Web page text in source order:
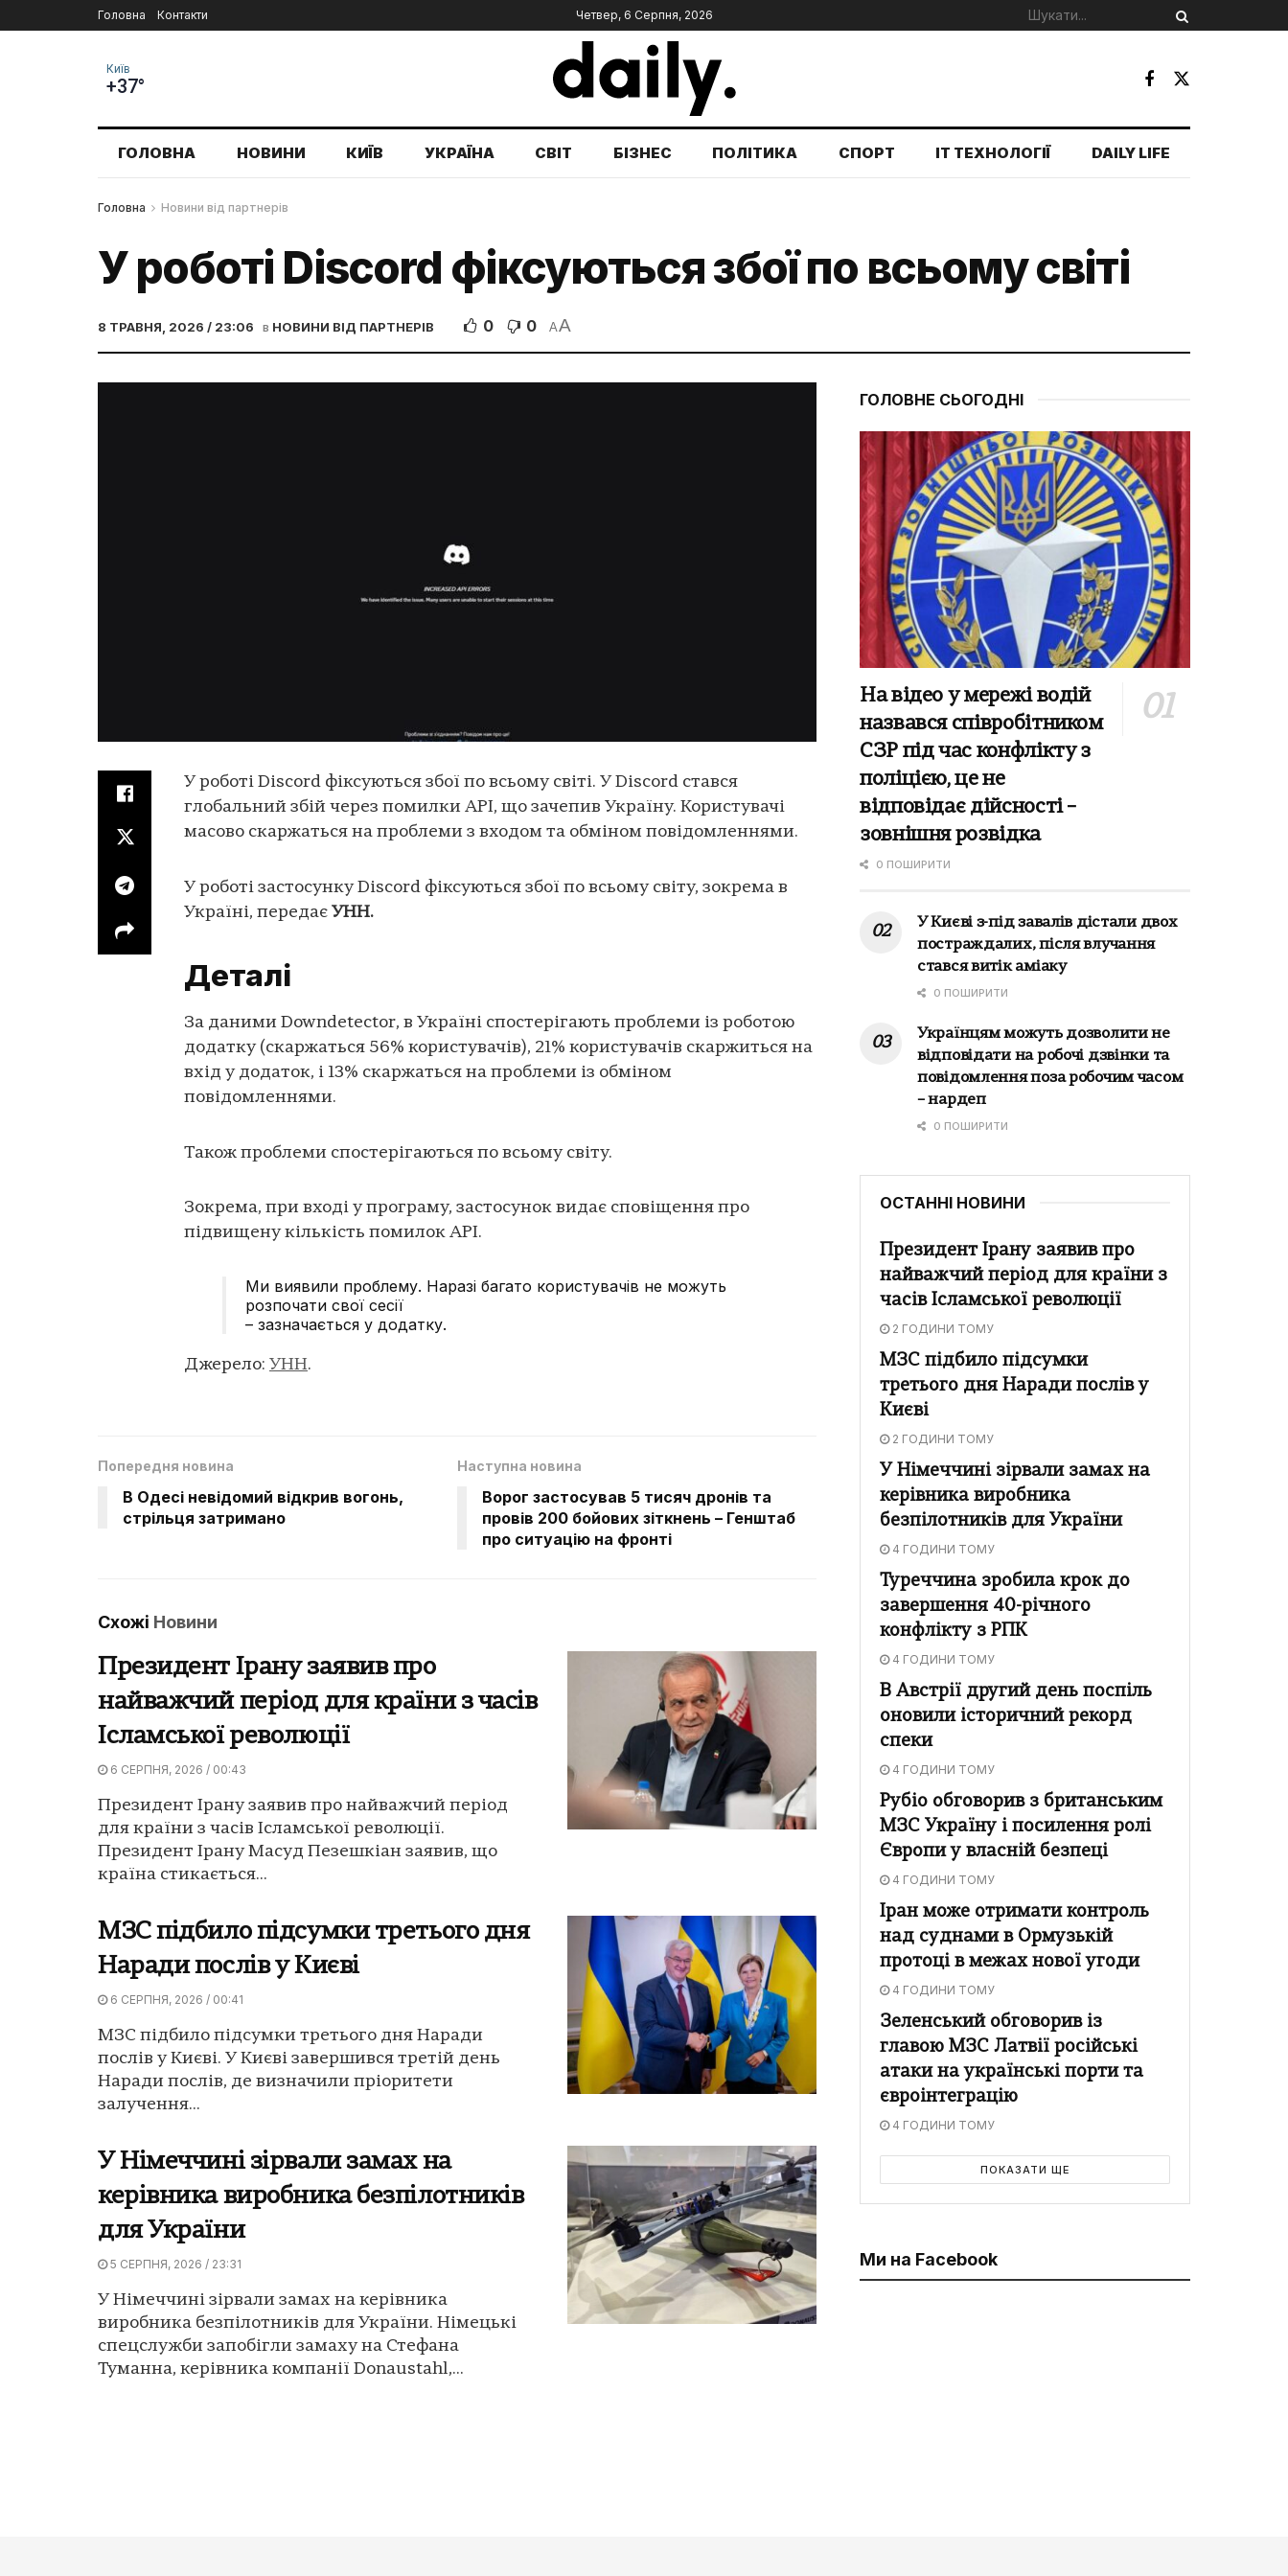
Головна Контакти Четвер, 6 Серпня, 2026
Київ
+37°
ГОЛОВНА НОВИНИ КИЇВ УКРАЇНА СВІТ БІЗНЕС ПОЛІТИКА СПОРТ IT ТЕХНОЛОГІЇ DAILY LIFE
Головна Новини від партнерів
У роботі Discord фіксуються збої по всьому світі
8 ТРАВНЯ, 2026 / 23:06 в НОВИНИ ВІД ПАРТНЕРІВ 0 0 AA
У роботі Discord фіксуються збої по всьому світі. У Discord стався
глобальний збій через помилки API, що зачепив Україну. Користувачі
масово скаржаться на проблеми з входом та обміном повідомленнями.
У роботі застосунку Discord фіксуються збої по всьому світу, зокрема в
Україні, передає УНН.
Деталі
За даними Downdetector, в Україні спостерігають проблеми із роботою
додатку (скаржаться 56% користувачів), 21% користувачів скаржиться на
вхід у додаток, і 13% скаржаться на проблеми із обміном
повідомленнями.
Також проблеми спостерігаються по всьому світу.
Зокрема, при вході у програму, застосунок видає сповіщення про
підвищену кількість помилок АРІ.
Ми виявили проблему. Наразі багато користувачів не можуть
розпочати свої сесії
– зазначається у додатку.
Джерело: УНН.
Попередня новина
В Одесі невідомий відкрив вогонь,
стрільця затримано
Наступна новина
Ворог застосував 5 тисяч дронів та
провів 200 бойових зіткнень – Генштаб
про ситуацію на фронті
Схожі Новини
Президент Ірану заявив про
найважчий період для країни з часів
Ісламської революції
6 СЕРПНЯ, 2026 / 00:43
Президент Ірану заявив про найважчий період
для країни з часів Ісламської революції.
Президент Ірану Масуд Пезешкіан заявив, що
країна стикається...
МЗС підбило підсумки третього дня
Наради послів у Києві
6 СЕРПНЯ, 2026 / 00:41
МЗС підбило підсумки третього дня Наради
послів у Києві. У Києві завершився третій день
Наради послів, де визначили пріоритети
залучення...
У Німеччині зірвали замах на
керівника виробника безпілотників
для України
5 СЕРПНЯ, 2026 / 23:31
У Німеччині зірвали замах на керівника
виробника безпілотників для України. Німецькі
спецслужби запобігли замаху на Стефана
Туманна, керівника компанії Donaustahl,...
ГОЛОВНЕ СЬОГОДНІ
На відео у мережі водій
назвався співробітником
СЗР під час конфлікту з
поліцією, це не
відповідає дійсності –
зовнішня розвідка
0 ПОШИРИТИ
У Києві з-під завалів дістали двох
постраждалих, після влучання
стався витік аміаку
0 ПОШИРИТИ
Українцям можуть дозволити не
відповідати на робочі дзвінки та
повідомлення поза робочим часом
– нардеп
0 ПОШИРИТИ
ОСТАННІ НОВИНИ
Президент Ірану заявив про
найважчий період для країни з
часів Ісламської революції
2 ГОДИНИ ТОМУ
МЗС підбило підсумки
третього дня Наради послів у
Києві
2 ГОДИНИ ТОМУ
У Німеччині зірвали замах на
керівника виробника
безпілотників для України
4 ГОДИНИ ТОМУ
Туреччина зробила крок до
завершення 40-річного
конфлікту з РПК
4 ГОДИНИ ТОМУ
В Австрії другий день поспіль
оновили історичний рекорд
спеки
4 ГОДИНИ ТОМУ
Рубіо обговорив з британським
МЗС Україну і посилення ролі
Європи у власній безпеці
4 ГОДИНИ ТОМУ
Іран може отримати контроль
над суднами в Ормузькій
протоці в межах нової угоди
4 ГОДИНИ ТОМУ
Зеленський обговорив із
главою МЗС Латвії російські
атаки на українські порти та
євроінтеграцію
4 ГОДИНИ ТОМУ
ПОКАЗАТИ ЩЕ
Ми на Facebook